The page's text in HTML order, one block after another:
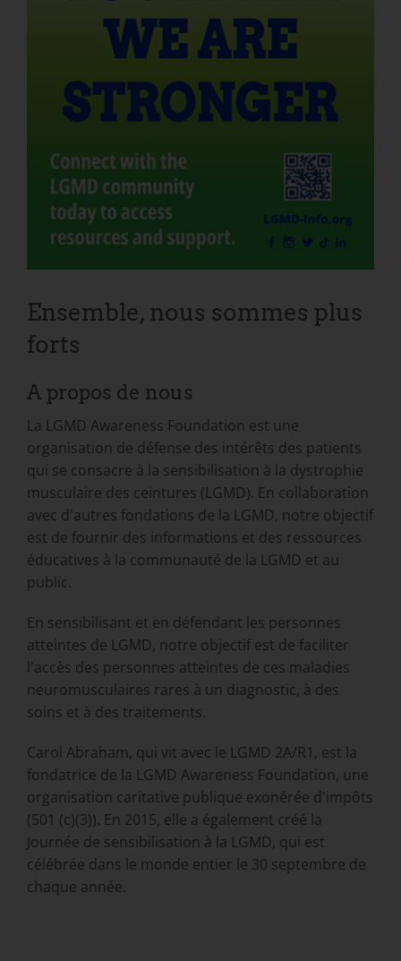
Ensemble, nous sommes plus
forts
A propos de nous
La LGMD Awareness Foundation est une
organisation de défense des intérêts des patients
qui se consacre à la sensibilisation à la dystrophie
musculaire des ceintures (LGMD). En collaboration
avec d'autres fondations de la LGMD, notre objectif
est de fournir des informations et des ressources
éducatives à la communauté de la LGMD et au
public.
En sensibilisant et en défendant les personnes
atteintes de LGMD, notre objectif est de faciliter
l'accès des personnes atteintes de ces maladies
neuromusculaires rares à un diagnostic, à des
soins et à des traitements.
Carol Abraham, qui vit avec le LGMD 2A/R1, est la
fondatrice de la LGMD Awareness Foundation, une
organisation caritative publique exonérée d'impôts
(501 (c)(3)). En 2015, elle a également créé la
Journée de sensibilisation à la LGMD, qui est
célébrée dans le monde entier le 30 septembre de
chaque année.